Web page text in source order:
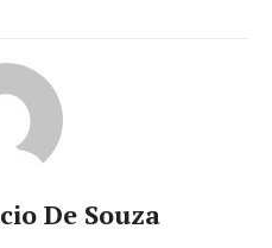
De Souza